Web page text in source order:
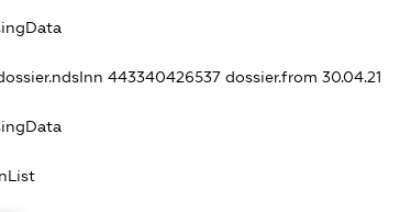
443340426537 dossier.from 30.04.21